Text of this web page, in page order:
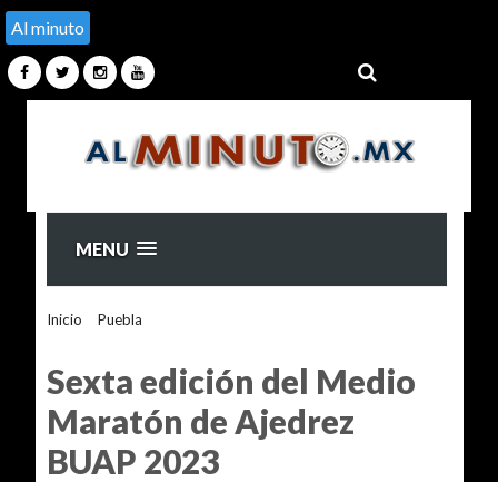
Al minuto
MENU
Inicio Puebla
Sexta edición del Medio
Maratón de Ajedrez
BUAP 2023